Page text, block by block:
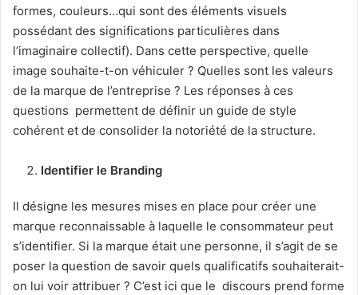
formes, couleurs…qui sont des éléments visuels
possédant des significations particulières dans
l’imaginaire collectif). Dans cette perspective, quelle
image souhaite-t-on véhiculer ? Quelles sont les valeurs
de la marque de l’entreprise ? Les réponses à ces
questions permettent de définir un guide de style
cohérent et de consolider la notoriété de la structure.
Identifier le Branding
Il désigne les mesures mises en place pour créer une
marque reconnaissable à laquelle le consommateur peut
s’identifier. Si la marque était une personne, il s’agit de se
poser la question de savoir quels qualificatifs souhaiterait-
on lui voir attribuer ? C’est ici que le discours prend forme